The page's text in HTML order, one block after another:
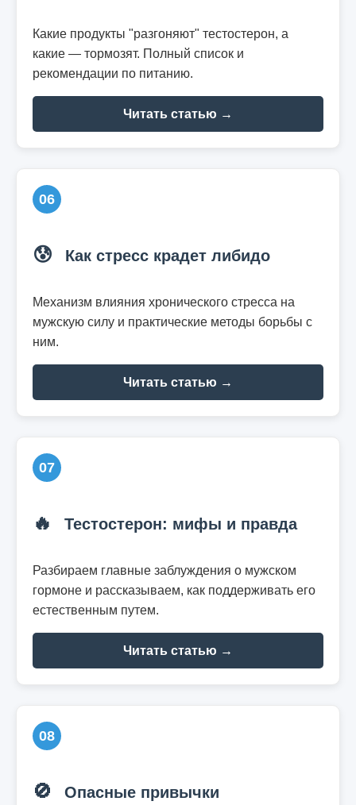
Какие продукты "разгоняют" тестостерон, а
какие — тормозят. Полный список и
рекомендации по питанию.
Читать статью →
06
😰 Как стресс крадет либидо
Механизм влияния хронического стресса на
мужскую силу и практические методы борьбы с
ним.
Читать статью →
07
🔥 Тестостерон: мифы и правда
Разбираем главные заблуждения о мужском
гормоне и рассказываем, как поддерживать его
естественным путем.
Читать статью →
08
🚫 Опасные привычки